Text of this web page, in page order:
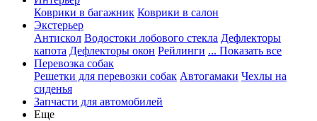
Коврики в багажник Коврики в салон
Экстерьер
Антискол Водостоки лобового стекла Дефлекторы
капота Дефлекторы окон Рейлинги ... Показать все
Перевозка собак
Решетки для перевозки собак Автогамаки Чехлы на
сиденья
Запчасти для автомобилей
Еще